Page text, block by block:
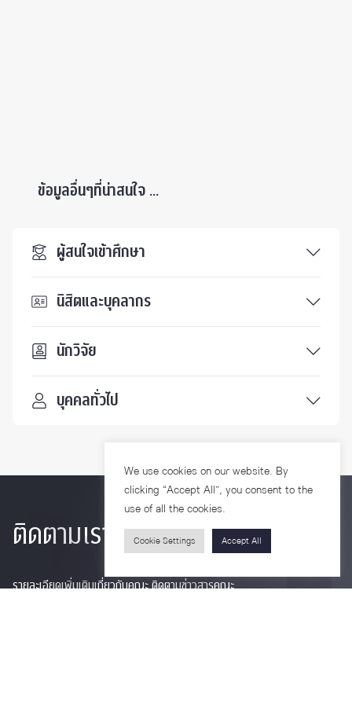
ข้อมูลอื่นๆที่น่าสนใจ ...
ผู้สนใจเข้าศึกษา
นิสิตและบุคลากร
นักวิจัย
บุคคลทั่วไป
ติดตามเรา
รายละเอียดเพิ่มเติมเกี่ยวกับคณะ ติดตามข่าวสารคณะ
We use cookies on our website. By
clicking “Accept All”, you consent to the
use of all the cookies.
Cookie Settings Accept All